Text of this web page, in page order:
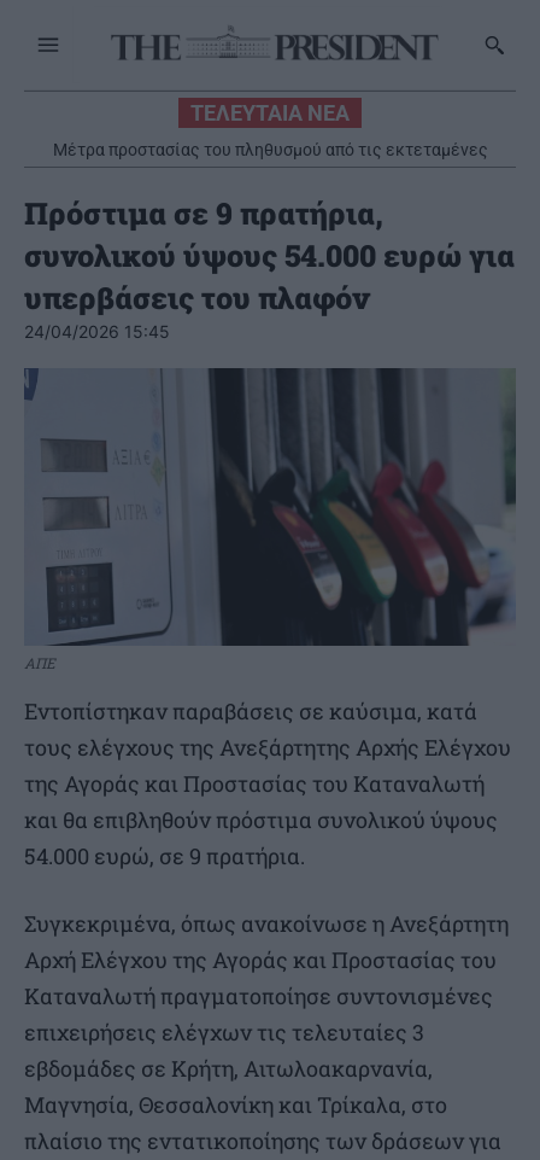
ΤΕΛΕΥΤΑΙΑ ΝΕΑ
Μέτρα προστασίας του πληθυσμού από τις εκτεταμένες
πυρκαγιές
Πρόστιμα σε 9 πρατήρια,
συνολικού ύψους 54.000 ευρώ για
υπερβάσεις του πλαφόν
24/04/2026 15:45
ΑΠΕ
Εντοπίστηκαν παραβάσεις σε καύσιμα, κατά
τους ελέγχους της Ανεξάρτητης Αρχής Ελέγχου
της Αγοράς και Προστασίας του Καταναλωτή
και θα επιβληθούν πρόστιμα συνολικού ύψους
54.000 ευρώ, σε 9 πρατήρια.
Συγκεκριμένα, όπως ανακοίνωσε η Ανεξάρτητη
Αρχή Ελέγχου της Αγοράς και Προστασίας του
Καταναλωτή πραγματοποίησε συντονισμένες
επιχειρήσεις ελέγχων τις τελευταίες 3
εβδομάδες σε Κρήτη, Αιτωλοακαρνανία,
Μαγνησία, Θεσσαλονίκη και Τρίκαλα, στο
πλαίσιο της εντατικοποίησης των δράσεων για